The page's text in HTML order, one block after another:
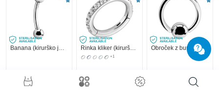
$2,30
Rinka kliker (kirurško jeklo, srebrna, sijoč zaključek) s/z Kristalni kamni
+1
od
Obroček z bunkico (kirurško jeklo, srebrn, sijoč zaključek)